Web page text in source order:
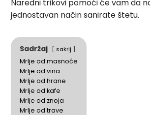
Naredni trikovi pomoći će vam da
jednostavan način sanirate štetu.
Sadržaj sakrij
Mrlje od masnoće
Mrlje od vina
Mrlje od hrane
Mrlje od kafe
Mrlje od znoja
Mrlje od trave